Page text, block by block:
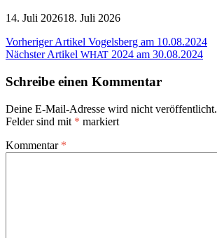
14. Juli 202618. Juli 2026
Beitragsnavigation
Vorheriger Artikel Vogelsberg am 10.08.2024
Nächster Artikel WHAT 2024 am 30.08.2024
Schreibe einen Kommentar
Deine E-Mail-Adresse wird nicht veröffentlicht.
Felder sind mit * markiert
Kommentar *